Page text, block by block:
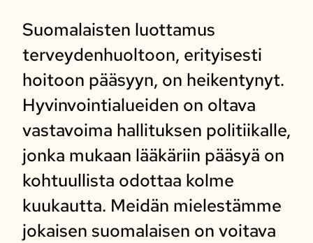
Suomalaisten luottamus
terveydenhuoltoon, erityisesti
hoitoon pääsyyn, on heikentynyt.
Hyvinvointialueiden on oltava
vastavoima hallituksen politiikalle,
jonka mukaan lääkäriin pääsyä on
kohtuullista odottaa kolme
kuukautta. Meidän mielestämme
jokaisen suomalaisen on voitava